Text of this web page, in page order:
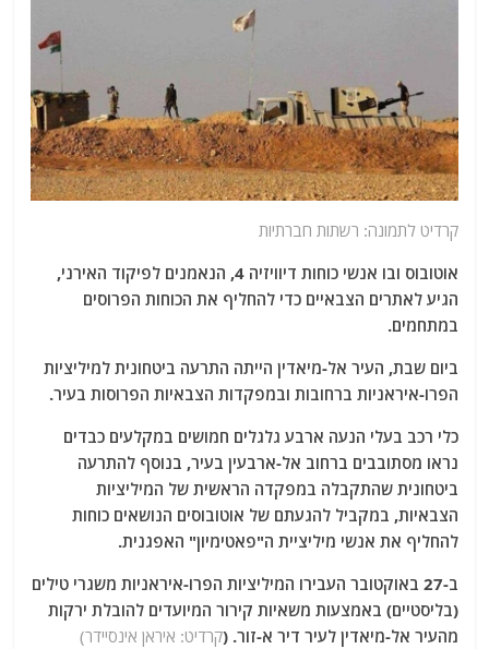
קרדיט לתמונה: רשתות חברתיות
אוטובוס ובו אנשי כוחות דיוויזיה 4, הנאמנים לפיקוד האירני,
הגיע לאתרים הצבאיים כדי להחליף את הכוחות הפרוסים
במתחמים.
ביום שבת, העיר אל-מיאדין הייתה התרעה ביטחונית למיליציות
הפרו-איראניות ברחובות ובמפקדות הצבאיות הפרוסות בעיר.
כלי רכב בעלי הנעה ארבע גלגלים חמושים במקלעים כבדים
נראו מסתובבים ברחוב אל-ארבעין בעיר, בנוסף להתרעה
ביטחונית שהתקבלה במפקדה הראשית של המיליציות
הצבאיות, במקביל להגעתם של אוטובוסים הנושאים כוחות
להחליף את אנשי מיליציית ה"פאטימיון" האפגנית.
ב-27 באוקטובר העבירו המיליציות הפרו-איראניות משגרי טילים
(בליסטיים) באמצעות משאיות קירור המיועדים להובלת ירקות
מהעיר אל-מיאדין לעיר דיר א-זור. (קרדיט: איראן אינסיידר)